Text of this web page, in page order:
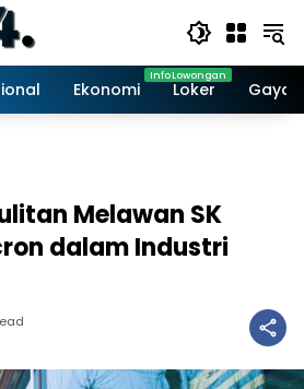
Ekonomi Loker Gaya
Melawan SK
dalam Industri